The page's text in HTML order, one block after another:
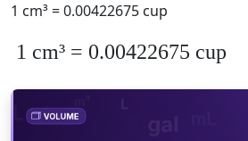
1 cm³ = 0.00422675 cup
1 cm³ = 0.00422675 cup